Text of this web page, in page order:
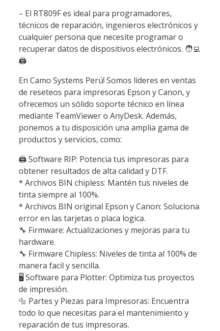
– El RT809F es ideal para programadores,
técnicos de reparación, ingenieros electrónicos y
cualquier persona que necesite programar o
recuperar datos de dispositivos electrónicos. 🧑‍💻
🖨️
En Camo Systems Perú! Somos líderes en ventas
de reseteos para impresoras Epson y Canon, y
ofrecemos un sólido soporte técnico en línea
mediante TeamViewer o AnyDesk. Además,
ponemos a tu disposición una amplia gama de
productos y servicios, como:
🖨️ Software RIP: Potencia tus impresoras para
obtener resultados de alta calidad y DTF.
* Archivos BIN chipless: Mantén tus niveles de
tinta siempre al 100%.
* Archivos BIN original Epson y Canon: Soluciona
error en las tarjetas o placa logica.
🔧 Firmware: Actualizaciones y mejoras para tu
hardware.
🔧 Firmware Chipless: Niveles de tinta al 100% de
manera facil y sencilla.
🖥️ Software para Plotter: Optimiza tus proyectos
de impresión.
🔩 Partes y Piezas para Impresoras: Encuentra
todo lo que necesitas para el mantenimiento y
reparación de tus impresoras.